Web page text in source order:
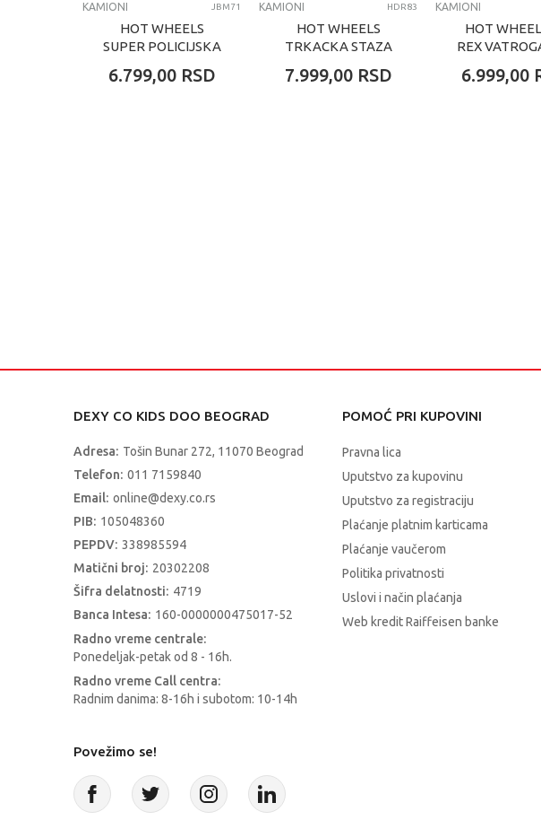
KAMIONI JBM71
HOT WHEELS
SUPER POLICIJSKA
6.799,00 RSD
KAMIONI HDR83
HOT WHEELS
TRKACKA STAZA
7.999,00 RSD
KAMIONI
HOT
REX
6.999,00
DEXY CO KIDS DOO BEOGRAD
Adresa: Tošin Bunar 272, 11070 Beograd
Telefon: 011 7159840
Email: online@dexy.co.rs
PIB: 105048360
PEPDV: 338985594
Matični broj: 20302208
Šifra delatnosti: 4719
Banca Intesa: 160-0000000475017-52
Radno vreme centrale:
Ponedeljak-petak od 8 - 16h.
Radno vreme Call centra:
Radnim danima: 8-16h i subotom: 10-14h
POMOĆ PRI KUPOVINI
Pravna lica
Uputstvo za kupovinu
Uputstvo za registraciju
Plaćanje platnim karticama
Plaćanje vaučerom
Politika privatnosti
Uslovi i način plaćanja
Web kredit Raiffeisen banke
Povežimo se!